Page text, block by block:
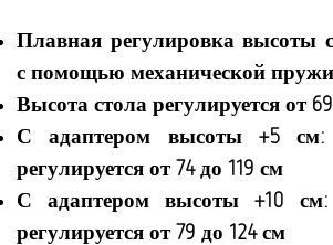
Плавная регулировка высоты
с помощью механической
Высота стола регулируется от
С адаптером высоты +5 см:
регулируется от 74 до 119 см
С адаптером высоты +10 см:
регулируется от 79 до 124 см